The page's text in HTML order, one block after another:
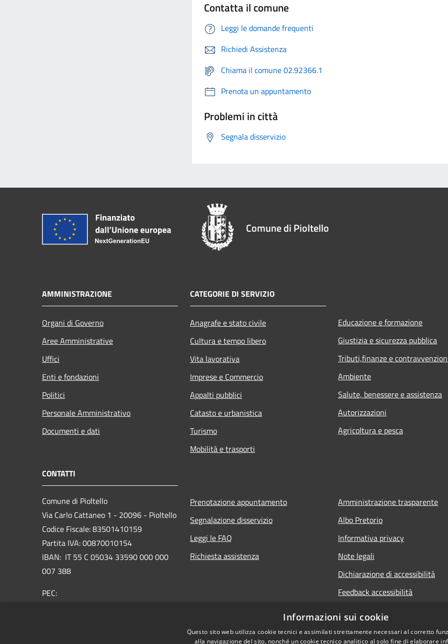
Contatta il comune
Leggi le domande frequenti
Richiedi Assistenza
Chiama il comune 02.92366.1
Prenota un appuntamento
Problemi in città
Segnala disservizio
Comune di Pioltello
AMMINISTRAZIONE
Organi di Governo
Aree Amministrative
Uffici
Enti e fondazioni
Politici
Personale Amministrativo
Documenti e dati
CATEGORIE DI SERVIZIO
Anagrafe e stato civile
Cultura e tempo libero
Vita lavorativa
Imprese e Commercio
Appalti pubblici
Catasto e urbanistica
Turismo
Mobilità e trasporti
Educazione e formazione
Giustizia e sicurezza pubblica
Tributi,finanze e
Ambiente
Salute, benessere e assistenza
Autorizzazioni
Agricoltura e pesca
CONTATTI
Comune di Pioltello
Via Carlo Cattaneo 1 - 20096 - Pioltello
Codice Fiscale: 83501410159
Partita IVA: 00870010154
IBAN: IT 55 C 05034 33590 000 000
007 388
PEC:
Prenotazione appuntamento
Segnalazione disservizio
Leggi le FAQ
Richiesta assistenza
Amministrazione trasparente
Albo Pretorio
Informativa privacy
Note legali
Dichiarazione di accessibilità
Feedback accessibilità
personali
Informazioni sui cookie
Questo sito web utilizza cookie tecnici e assimilati strettamente necessari al corretto
alla navigazione del sito, nonché un cookie tecnico analitico al solo fine di elaborare